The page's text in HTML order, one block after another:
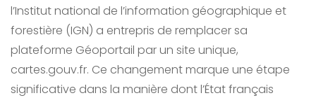
l’Institut national de l’information géographique et
forestière (IGN) a entrepris de remplacer sa
plateforme Géoportail par un site unique,
cartes.gouv.fr. Ce changement marque une étape
significative dans la manière dont l’État français